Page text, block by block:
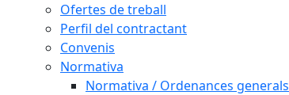
Ofertes de treball
Perfil del contractant
Convenis
Normativa
Normativa / Ordenances generals